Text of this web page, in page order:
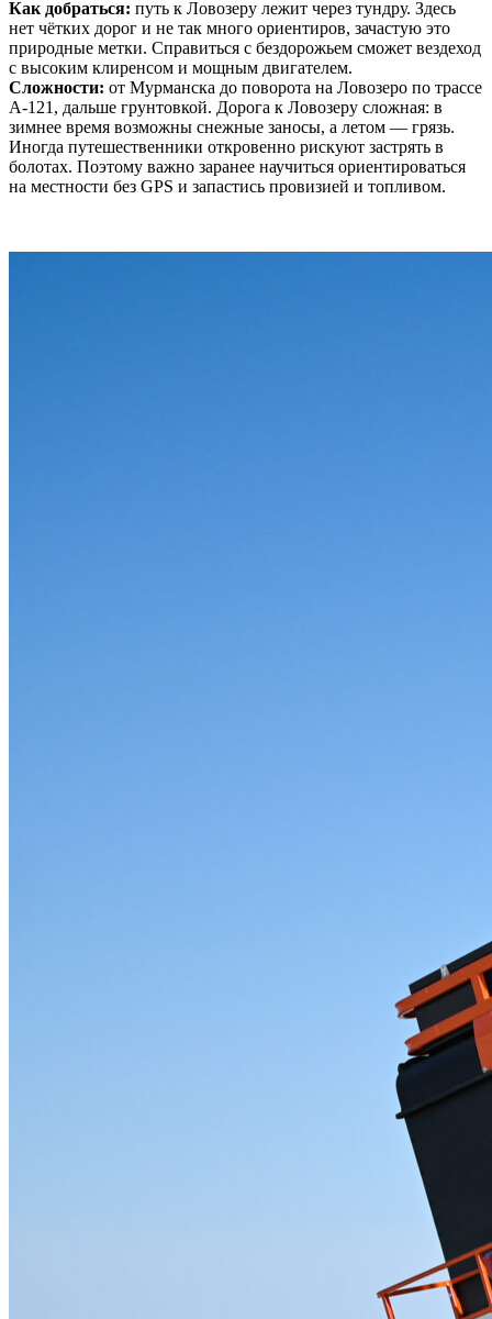
Как добраться: путь к Ловозеру лежит через тундру. Здесь
нет чëтких дорог и не так много ориентиров, зачастую это
природные метки. Справиться с бездорожьем сможет вездеход
с высоким клиренсом и мощным двигателем.
Сложности: от Мурманска до поворота на Ловозеро по трассе
А-121, дальше грунтовкой. Дорога к Ловозеру сложная: в
зимнее время возможны снежные заносы, а летом — грязь.
Иногда путешественники откровенно рискуют застрять в
болотах. Поэтому важно заранее научиться ориентироваться
на местности без GPS и запастись провизией и топливом.